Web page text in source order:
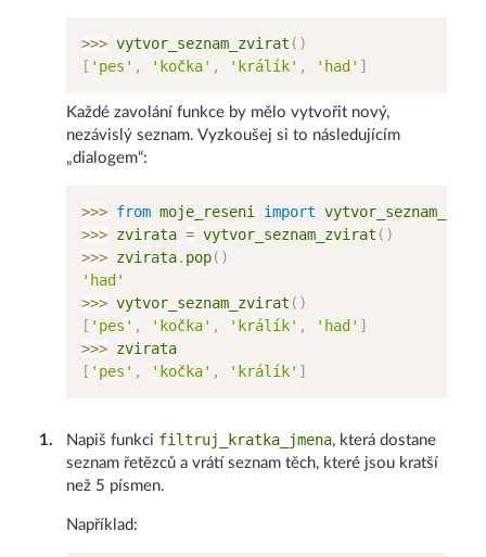
>>> vytvor_seznam_zvirat ( )
[ 'pes' , 'kočka' , 'králík' , 'had' ]
Každé zavolání funkce by mělo vytvořit nový,
nezávislý seznam. Vyzkoušej si to následujícím
„dialogem“:
>>> from moje_reseni import
>>> zvirata = vytvor_seznam_zvirat ( )
>>> zvirata. pop( )
'had'
>>> vytvor_seznam_zvirat ( )
[ 'pes' , 'kočka' , 'králík' , 'had' ]
>>>
[ 'pes' , 'kočka' , 'králík' ]
1. Napiš funkci filtruj_kratka_jmena, která dostane
seznam řetězců a vrátí seznam těch, které jsou kratší
než 5 písmen.
Například: